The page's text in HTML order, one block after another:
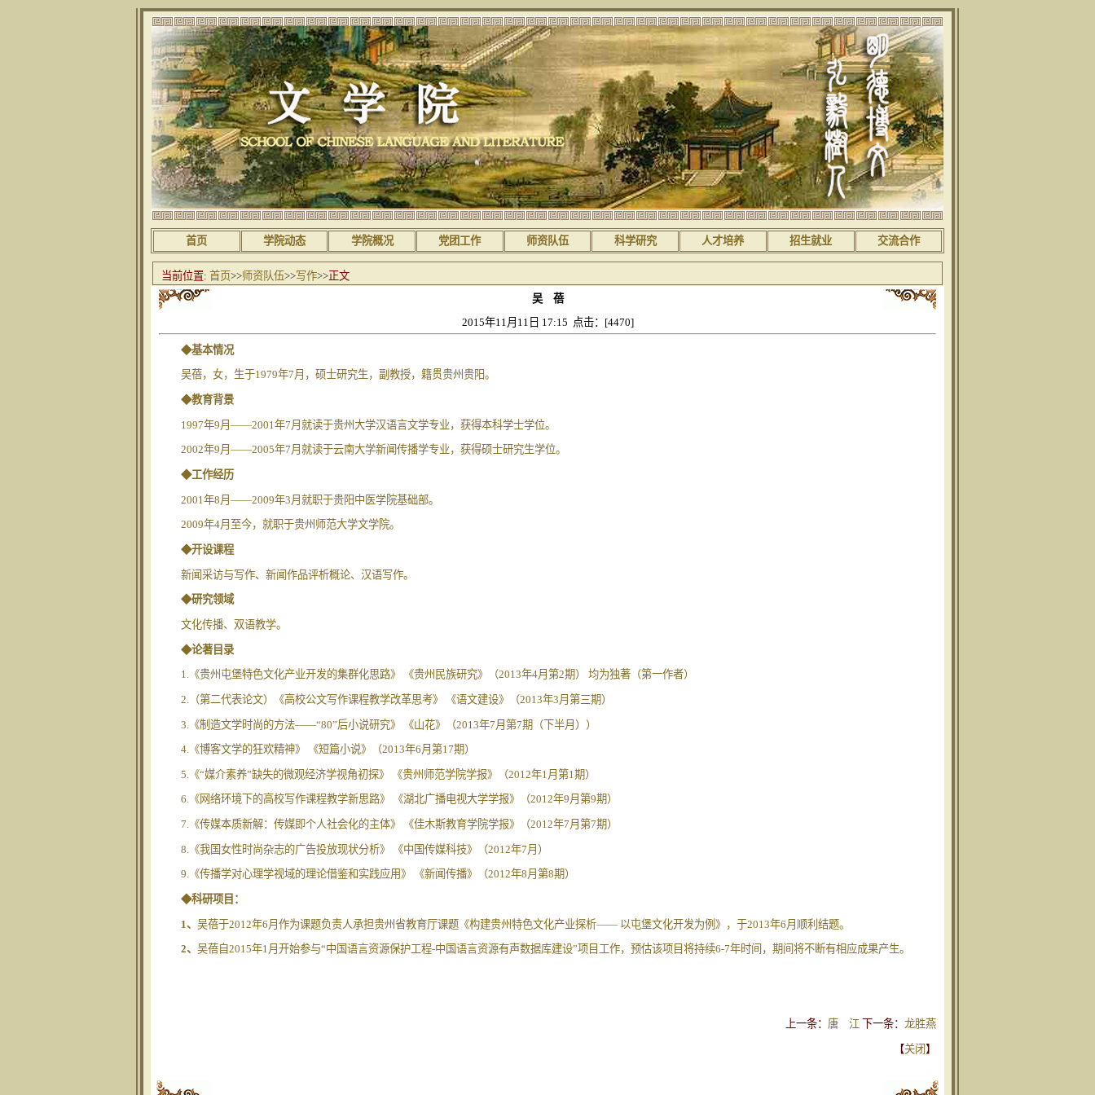
首页 学院动态 学院概况 党团工作 师资队伍 科学研究 人才培养 招生就业 交流合作
当前位置: 首页>>师资队伍>>写作>>正文
吴 蓓
2015年11月11日 17:15 点击：[4470]
◆基本情况
吴蓓，女，生于1979年7月，硕士研究生，副教授，籍贯贵州贵阳。
◆教育背景
1997年9月——2001年7月就读于贵州大学汉语言文学专业，获得本科学士学位。
2002年9月——2005年7月就读于云南大学新闻传播学专业，获得硕士研究生学位。
◆工作经历
2001年8月——2009年3月就职于贵阳中医学院基础部。
2009年4月至今，就职于贵州师范大学文学院。
◆开设课程
新闻采访与写作、新闻作品评析概论、汉语写作。
◆研究领域
文化传播、双语教学。
◆论著目录
1.《贵州屯堡特色文化产业开发的集群化思路》 《贵州民族研究》（2013年4月第2期） 均为独著（第一作者）
2.（第二代表论文）《高校公文写作课程教学改革思考》 《语文建设》（2013年3月第三期）
3.《制造文学时尚的方法——“80”后小说研究》 《山花》（2013年7月第7期（下半月））
4.《博客文学的狂欢精神》 《短篇小说》（2013年6月第17期）
5.《“媒介素养”缺失的微观经济学视角初探》 《贵州师范学院学报》（2012年1月第1期）
6.《网络环境下的高校写作课程教学新思路》 《湖北广播电视大学学报》（2012年9月第9期）
7.《传媒本质新解：传媒即个人社会化的主体》 《佳木斯教育学院学报》（2012年7月第7期）
8.《我国女性时尚杂志的广告投放现状分析》 《中国传媒科技》（2012年7月）
9.《传播学对心理学视域的理论借鉴和实践应用》 《新闻传播》（2012年8月第8期）
◆科研项目：
1、 吴蓓于2012年6月作为课题负责人承担贵州省教育厅课题《构建贵州特色文化产业探析—— 以屯堡文化开发为例》，于2013年6月顺利结题。
2、 吴蓓自2015年1月开始参与“中国语言资源保护工程-中国语言资源有声数据库建设”项目工作，预估该项目将持续6-7年时间，期间将不断有相应成果产生。
上一条： 唐 江 下一条： 龙胜燕
【关闭 】